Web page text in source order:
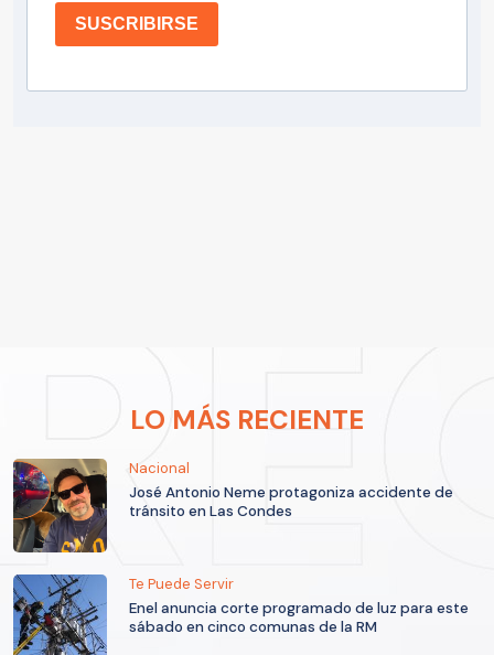
SUSCRIBIRSE
LO MÁS RECIENTE
Nacional
José Antonio Neme protagoniza accidente de
tránsito en Las Condes
Te Puede Servir
Enel anuncia corte programado de luz para este
sábado en cinco comunas de la RM